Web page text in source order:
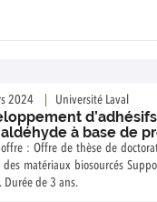
2024 Université Laval
à base de
thèse de doctorat Lieu de travail : Université Laval, Québec, QC Spécialité : Génie
Support financier : Montant de 25 000$ par année, versé sous forme de
Durée de 3 ans.